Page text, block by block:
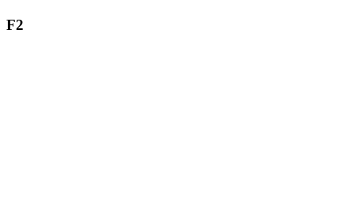
F2